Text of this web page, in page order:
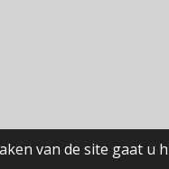
van de site gaat u